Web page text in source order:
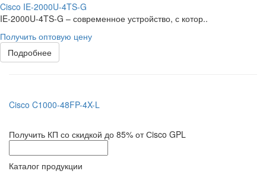
Cisco IE-2000U-4TS-G
IE-2000U-4TS-G – современное устройство, с котор..
Получить оптовую цену
Подробнее
Cisco C1000-48FP-4X-L
Получить КП со скидкой до 85% от Сisco GPL
Каталог продукции